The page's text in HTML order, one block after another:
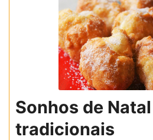
Sonhos de Natal
tradicionais